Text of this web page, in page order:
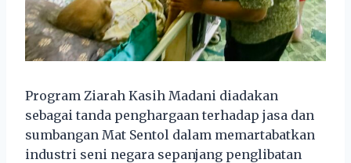
Program Ziarah Kasih Madani diadakan
sebagai tanda penghargaan terhadap jasa dan
sumbangan Mat Sentol dalam memartabatkan
industri seni negara sepanjang penglibatan